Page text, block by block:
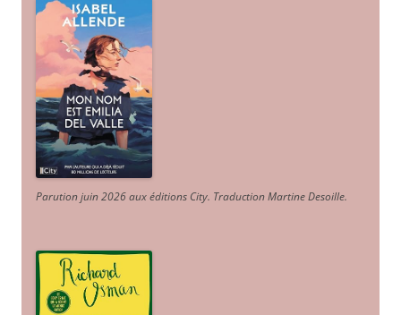
Parution juin 2026 aux éditions City. Traduction Martine Desoille.